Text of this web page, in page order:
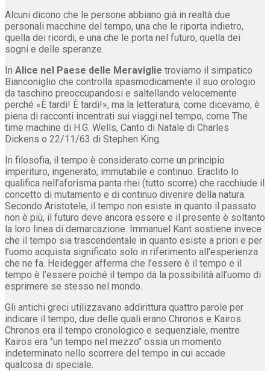
Alcuni dicono che le persone abbiano già in realtà due
personali macchine del tempo, una che le riporta indietro,
quella dei ricordi, e una che le porta nel futuro, quella dei
sogni e delle speranze.
In Alice nel Paese delle Meraviglie troviamo il simpatico
Bianconiglio che controlla spasmodicamente il suo orologio
da taschino preoccupandosi e saltellando velocemente
perché «È tardi! È tardi!», ma la letteratura, come dicevamo, è
piena di racconti incentrati sui viaggi nel tempo, come The
time machine di H.G. Wells, Canto di Natale di Charles
Dickens o 22/11/63 di Stephen King.
In filosofia, il tempo è considerato come un principio
imperituro, ingenerato, immutabile e continuo. Eraclito lo
qualifica nell’aforisma panta rhei (tutto scorre) che racchiude il
concetto di mutamento e di continuo divenire della natura.
Secondo Aristotele, il tempo non esiste in quanto il passato
non è più, il futuro deve ancora essere e il presente è soltanto
la loro linea di demarcazione. Immanuel Kant sostiene invece
che il tempo sia trascendentale in quanto esiste a priori e per
l’uomo acquista significato solo in riferimento all’esperienza
che ne fa. Heidegger afferma che l’essere è il tempo e il
tempo è l’essere poiché il tempo dà la possibilità all’uomo di
esprimere se stesso nel mondo.
Gli antichi greci utilizzavano addirittura quattro parole per
indicare il tempo, due delle quali erano Chronos e Kairos.
Chronos era il tempo cronologico e sequenziale, mentre
Kairos era ‘’un tempo nel mezzo’’ ossia un momento
indeterminato nello scorrere del tempo in cui accade
qualcosa di speciale.